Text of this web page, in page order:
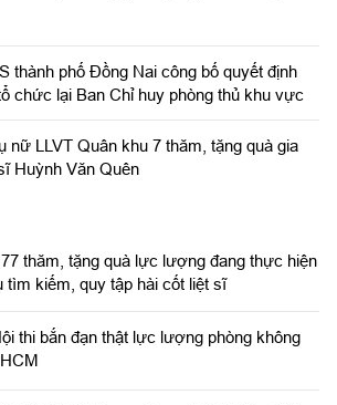
thành phố Đồng Nai công bố quyết định
chức lại Ban Chỉ huy phòng thủ khu vực
nữ LLVT Quân khu 7 thăm, tặng quà gia
Huỳnh Văn Quên
thăm, tặng quà lực lượng đang thực hiện
tìm kiếm, quy tập hài cốt liệt sĩ
thi bắn đạn thật lực lượng phòng không